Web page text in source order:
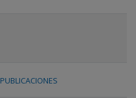
PUBLICACIONES